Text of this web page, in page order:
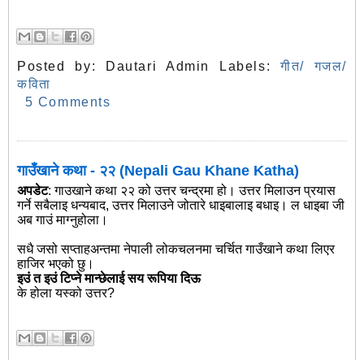
Posted by: Dautari Admin Labels:गीत/ गजल/
कविता
5 Comments
गाउँखाने कथा - २२ (Nepali Gau Khane Katha)
अपडेट: गाउखाने कथा २२ को उत्तर चन्द्रमा हो। उत्तर मिलाउन प्रयास
गर्ने सबैलाइ धन्यबाद, उत्तर मिलाउने जोतारे धाइबालाइ बधाइ। ल धाइबा जी
अब गाउं माग्नुहोला।
सधै जसो सप्ताहअन्तमा नेपाली लोकचलनमा चर्चित गाउँखाने कथा लिएर
हाजिर भएको छु।
इउं त इउं टिप्ने मान्छेलाई सय रूपिया दिऊ
के होला यस्को उत्तर?